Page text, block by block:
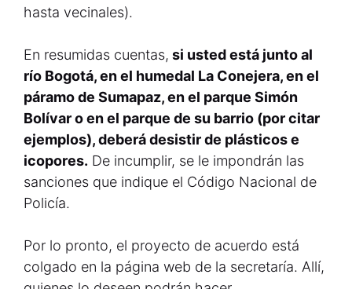
hasta vecinales).
En resumidas cuentas, si usted está junto al
río Bogotá, en el humedal La Conejera, en el
páramo de Sumapaz, en el parque Simón
Bolívar o en el parque de su barrio (por citar
ejemplos), deberá desistir de plásticos e
icopores. De incumplir, se le impondrán las
sanciones que indique el Código Nacional de
Policía.
Por lo pronto, el proyecto de acuerdo está
colgado en la página web de la secretaría. Allí,